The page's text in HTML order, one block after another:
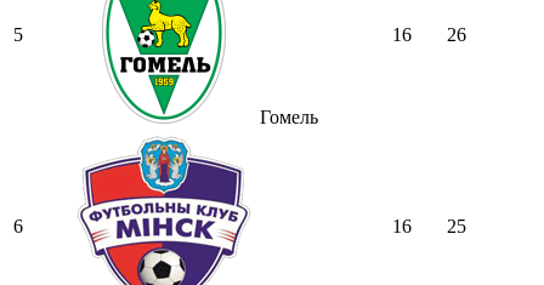
5
Гомель
16 26
6 16 25